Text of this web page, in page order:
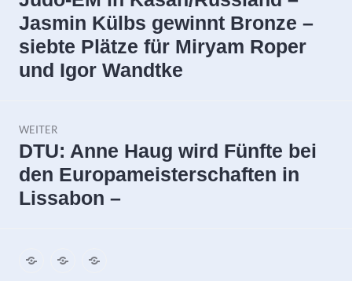
Beitrag:
Jasmin Külbs gewinnt Bronze –
siebte Plätze für Miryam Roper
und Igor Wandtke
WEITER
Nächster
Beitrag:
DTU: Anne Haug wird Fünfte bei
den Europameisterschaften in
Lissabon –
ImpressumDatenschutz
Kontakt